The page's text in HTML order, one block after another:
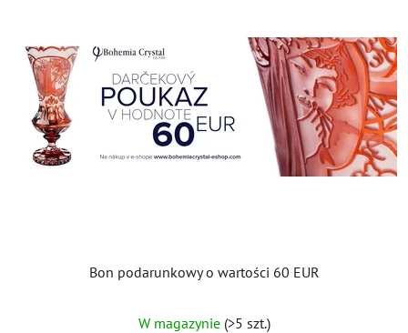
Bon podarunkowy o wartości 60 EUR
W magazynie (>5 szt.)